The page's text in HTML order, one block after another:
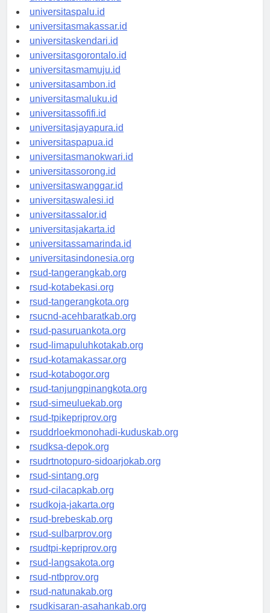
universitasmanado.id
universitaspalu.id
universitasmakassar.id
universitaskendari.id
universitasgorontalo.id
universitasmamuju.id
universitasambon.id
universitasmaluku.id
universitassofifi.id
universitasjayapura.id
universitaspapua.id
universitasmanokwari.id
universitassorong.id
universitaswanggar.id
universitaswalesi.id
universitassalor.id
universitasjakarta.id
universitassamarinda.id
universitasindonesia.org
rsud-tangerangkab.org
rsud-kotabekasi.org
rsud-tangerangkota.org
rsucnd-acehbaratkab.org
rsud-pasuruankota.org
rsud-limapuluhkotakab.org
rsud-kotamakassar.org
rsud-kotabogor.org
rsud-tanjungpinangkota.org
rsud-simeuluekab.org
rsud-tpikepriprov.org
rsuddrloekmonohadi-kuduskab.org
rsudksa-depok.org
rsudrtnotopuro-sidoarjokab.org
rsud-sintang.org
rsud-cilacapkab.org
rsudkoja-jakarta.org
rsud-brebeskab.org
rsud-sulbarprov.org
rsudtpi-kepriprov.org
rsud-langsakota.org
rsud-ntbprov.org
rsud-natunakab.org